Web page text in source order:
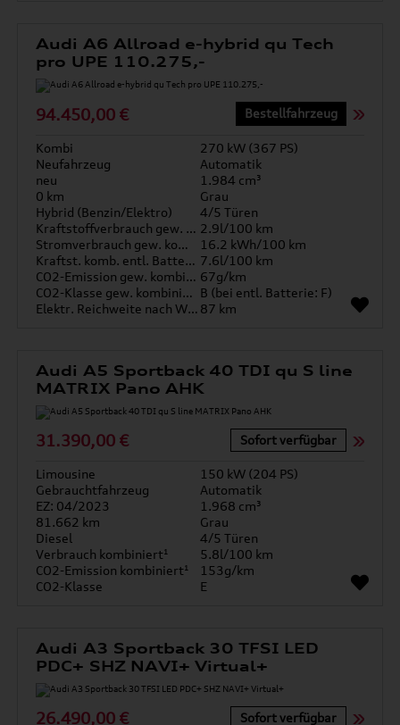
Audi A6 Allroad e-hybrid qu Tech
pro UPE 110.275,-
94.450,00 € Bestellfahrzeug
Kombi
270 kW (367 PS)
Neufahrzeug
Automatik
neu
1.984 cm³
0 km
Grau
Hybrid (Benzin/Elektro)
4/5 Türen
Kraftstoffverbrauch gew. kombiniert 2.9l/100 km
Stromverbrauch gew. kombiniert
16.2 kWh/100 km
Kraftst. komb. entl. Batterie 7.6l/100 km
CO2-Emission gew. kombiniert 67g/km
CO2-Klasse gew. kombiniert B (bei entl. Batterie: F)
Elektr. Reichweite nach WLTP* 87 km
Audi A5 Sportback 40 TDI qu S line
MATRIX Pano AHK
31.390,00 € Sofort verfügbar
Limousine
150 kW (204 PS)
Gebrauchtfahrzeug
Automatik
EZ: 04/2023
1.968 cm³
81.662 km
Grau
Diesel
4/5 Türen
Verbrauch kombiniert¹
5.8l/100 km
CO2-Emission kombiniert¹
153g/km
CO2-Klasse
E
Audi A3 Sportback 30 TFSI LED
PDC+ SHZ NAVI+ Virtual+
26.490,00 € Sofort verfügbar